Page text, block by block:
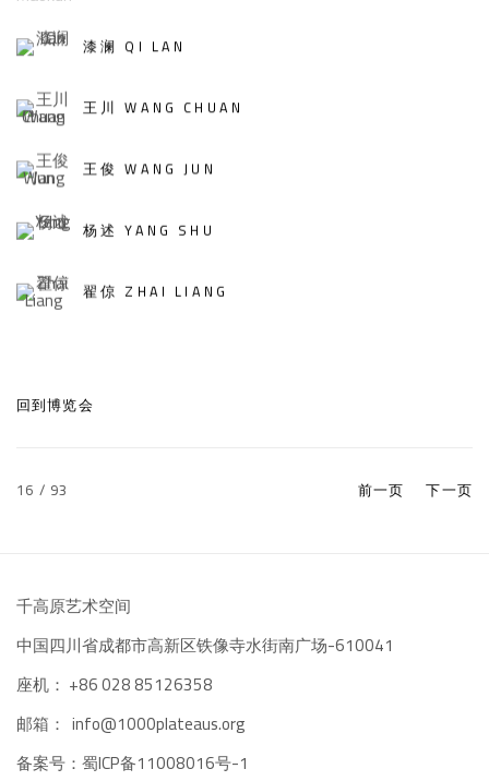
漆澜 QI LAN
王川 WANG CHUAN
王俊 WANG JUN
杨述 YANG SHU
翟倞 ZHAI LIANG
回到博览会
前一页 下一页
16 / 93
千高原艺术空间
中国四川省成都市高新区铁像寺水街南广场-610041
座机： +86 028 85126358
邮箱： info@1000plateaus.org
备案号： 蜀ICP备11008016号-1